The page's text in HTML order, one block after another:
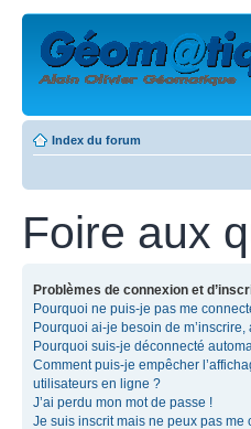
Index du forum
Foire aux
Problèmes de connexion et
Pourquoi ne puis-je pas me
Pourquoi ai-je besoin de m’inscrire,
Pourquoi suis-je déconnecté
Comment puis-je empêcher
utilisateurs en ligne ?
J’ai perdu mon mot de passe !
Je suis inscrit mais ne peux pas me